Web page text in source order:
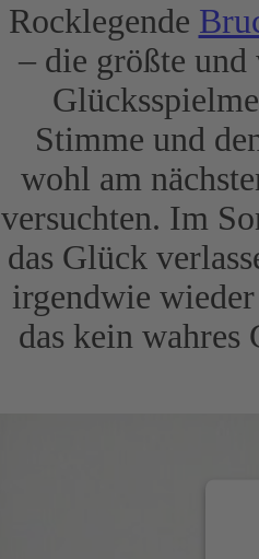
Rocklegende
– die größte und
Stimme und
wohl am
versuchten. Im
das Glück
irgendwie
das kein